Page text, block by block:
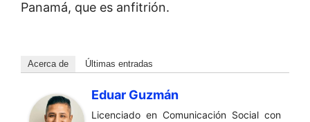
Panamá, que es anfitrión.
Acerca de Últimas entradas
Eduar Guzmán
Licenciado en Comunicación Social con